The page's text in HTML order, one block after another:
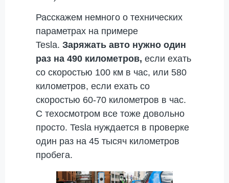
Расскажем немного о технических
параметрах на примере
Tesla. Заряжать авто нужно один
раз на 490 километров, если ехать
со скоростью 100 км в час, или 580
километров, если ехать со
скоростью 60-70 километров в час.
С техосмотром все тоже довольно
просто. Tesla нуждается в проверке
один раз на 45 тысяч километров
пробега.